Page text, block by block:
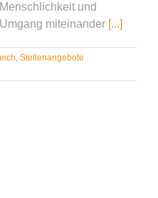
und
miteinander [...]
, Stellenangebote